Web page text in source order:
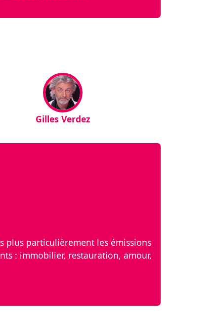
Gilles Verdez
plus particulièrement les émissions
: immobilier, restauration, amour,